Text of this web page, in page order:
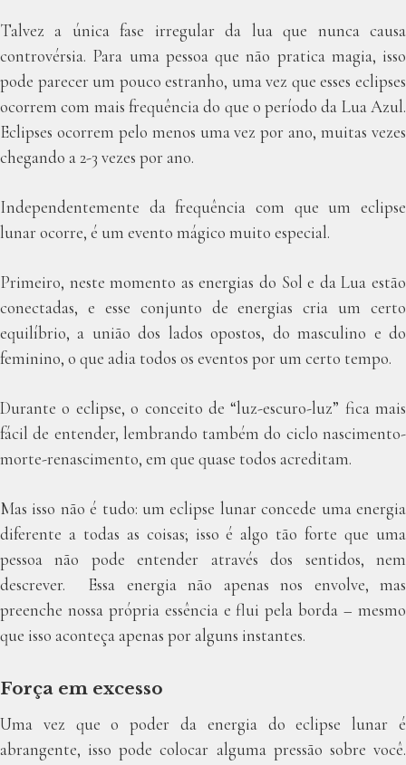
Talvez a única fase irregular da lua que nunca causa
controvérsia. Para uma pessoa que não pratica magia, isso
pode parecer um pouco estranho, uma vez que esses eclipses
ocorrem com mais frequência do que o período da Lua Azul.
Eclipses ocorrem pelo menos uma vez por ano, muitas vezes
chegando a 2-3 vezes por ano.
Independentemente da frequência com que um eclipse
lunar ocorre, é um evento mágico muito especial.
Primeiro, neste momento as energias do Sol e da Lua estão
conectadas, e esse conjunto de energias cria um certo
equilíbrio, a união dos lados opostos, do masculino e do
feminino, o que adia todos os eventos por um certo tempo.
Durante o eclipse, o conceito de “luz-escuro-luz” fica mais
fácil de entender, lembrando também do ciclo nascimento-
morte-renascimento, em que quase todos acreditam.
Mas isso não é tudo: um eclipse lunar concede uma energia
diferente a todas as coisas; isso é algo tão forte que uma
pessoa não pode entender através dos sentidos, nem
descrever. Essa energia não apenas nos envolve, mas
preenche nossa própria essência e flui pela borda – mesmo
que isso aconteça apenas por alguns instantes.
Força em excesso
Uma vez que o poder da energia do eclipse lunar é
abrangente, isso pode colocar alguma pressão sobre você.